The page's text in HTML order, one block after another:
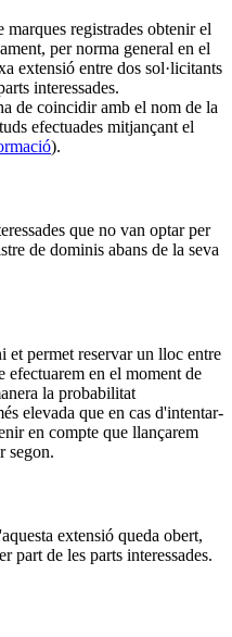
registrades obtenir el
per norma general en el
extensió entre dos sol·licitants
interessades.
de coincidir amb el nom de la
efectuades mitjançant el
).
que no van optar per
de dominis abans de la seva
et permet reservar un lloc entre
efectuarem en el moment de
la probabilitat
elevada que en cas d'intentar-
en compte que llançarem
segon.
extensió queda obert,
part de les parts interessades.